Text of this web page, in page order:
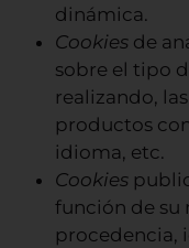
dinámica.
Cookies de
sobre el tipo
realizando,
productos
idioma, etc.
Cookies
función de su
procedencia,